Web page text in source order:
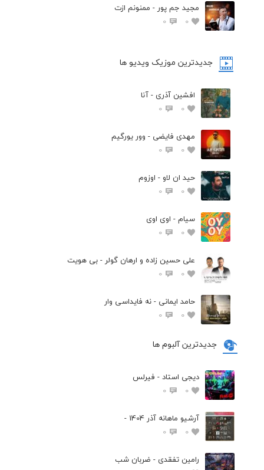
مجید جم پور - ممنونم ازت
0
0
جدیدترین موزیک ویدیو ها
افشین آذری - آنا
0
0
مهدی فایضی - وور یورگیم
0
0
حید ان لاو - اوزوم
0
0
سیام - اوی اوی
0
0
علی حسین زاده و ارهان گولر - بی هویت
0
0
حامد ایمانی - نه فایداسی وار
0
0
جدیدترین آلبوم ها
دیجی استاد - فیرلس
0
0
آرشیو ماهانه آذر 1404 -
0
0
رامین تفقدی - ضربان شب